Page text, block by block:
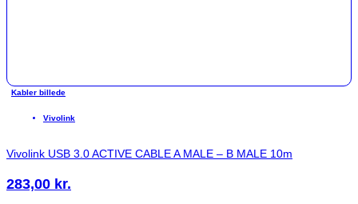
Kabler billede
Vivolink
Vivolink USB 3.0 ACTIVE CABLE A MALE – B MALE 10m
283,00 kr.